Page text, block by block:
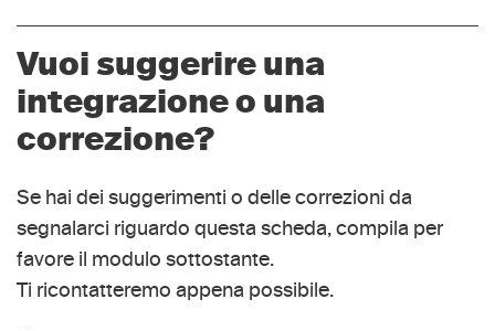
Vuoi suggerire una
integrazione o una
correzione?
Se hai dei suggerimenti o delle correzioni da
segnalarci riguardo questa scheda, compila per
favore il modulo sottostante.
Ti ricontatteremo appena possibile.